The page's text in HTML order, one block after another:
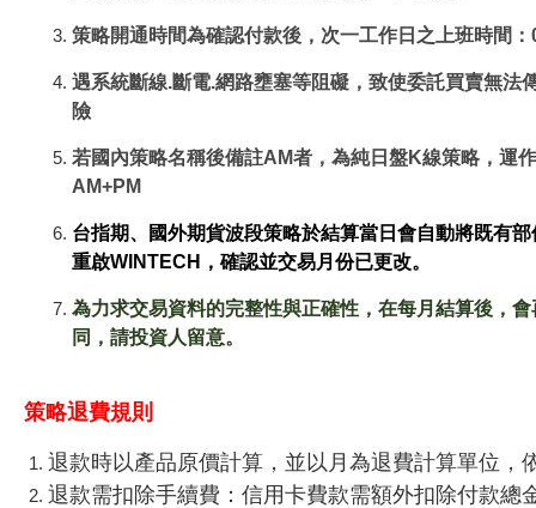
策略開通時間為確認付款後，次一工作日之上班時間
遇系統斷線.斷電.網路壅塞等阻礙，致使委託買賣無
險
若國內策略名稱後備註AM者，為純日盤K線策略，運
AM+PM
台指期、國外期貨波段策略於結算當日會自動將既有
重啟WINTECH，確認並交易月份已更改。
為力求交易資料的完整性與正確性，在每月結算後，
同，請投資人留意。
策略退費規則
退款時以產品原價計算，並以月為退費計算單位
退款需扣除手續費：信用卡費款需額外扣除付款